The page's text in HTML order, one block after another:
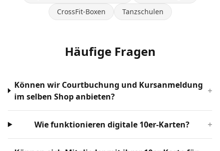
CrossFit-Boxen
Tanzschulen
Häufige Fragen
Können wir Courtbuchung und Kursanmeldung
im selben Shop anbieten?
+
Wie funktionieren digitale 10er-Karten? +